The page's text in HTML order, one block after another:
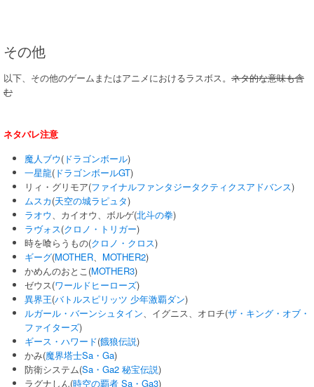
その他
以下、その他のゲームまたはアニメにおけるラスボス。 ネタ的な意味も含
む
ネタバレ注意
魔人ブウ( ドラゴンボール)
一星龍( ドラゴンボールGT)
リィ・グリモア(ファイナルファンタジータクティクスアドバンス)
ムスカ(天空の城ラピュタ)
ラオウ、カイオウ、ボルゲ(北斗の拳)
ラヴォス(クロノ・トリガー)
時を喰らうもの(クロノ・クロス)
ギーグ(MOTHER、 MOTHER2)
かめんのおとこ(MOTHER3)
ゼウス(ワールドヒーローズ)
異界王(バトルスピリッツ 少年激覇ダン)
ルガール・バーンシュタイン、イグニス、オロチ(ザ・キング・オブ・
ファイターズ)
ギース・ハワード(餓狼伝説)
かみ(魔界塔士Sa・Ga)
防衛システム(Sa・Ga2 秘宝伝説)
ラグナしん(時空の覇者 Sa・Ga3)